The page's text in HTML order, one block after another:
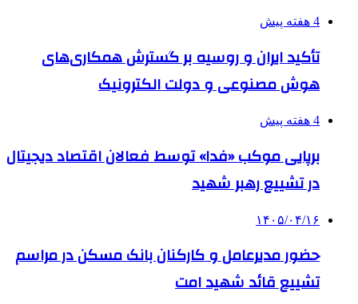
4 هفته پیش
تأکید ایران و روسیه بر گسترش همکاری‌های
هوش مصنوعی و دولت الکترونیک
4 هفته پیش
برپایی موکب «فدا» توسط فعالان اقتصاد دیجیتال
در تشییع رهبر شهید
۱۴۰۵/۰۴/۱۶
حضور مدیرعامل و کارکنان بانک مسکن در مراسم
تشییع قائد شهید امت